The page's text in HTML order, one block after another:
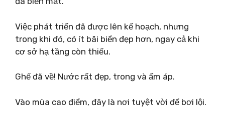
Việc phát triển đã được lên kế hoạch, nhưng
trong khi đó, có ít bãi biển đẹp hơn, ngay cả khi
cơ sở hạ tầng còn thiếu.
Ghế đã về! Nước rất đẹp, trong và ấm áp.
Vào mùa cao điểm, đây là nơi tuyệt vời để bơi lội.